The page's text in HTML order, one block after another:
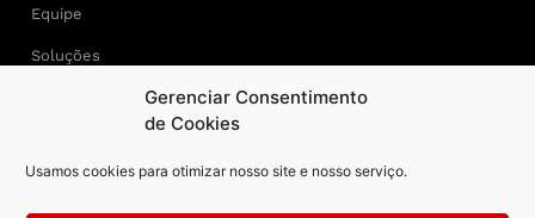
Gerenciar Consentimento
de Cookies
Usamos cookies para otimizar nosso site e nosso serviço.
Equipe
Soluções